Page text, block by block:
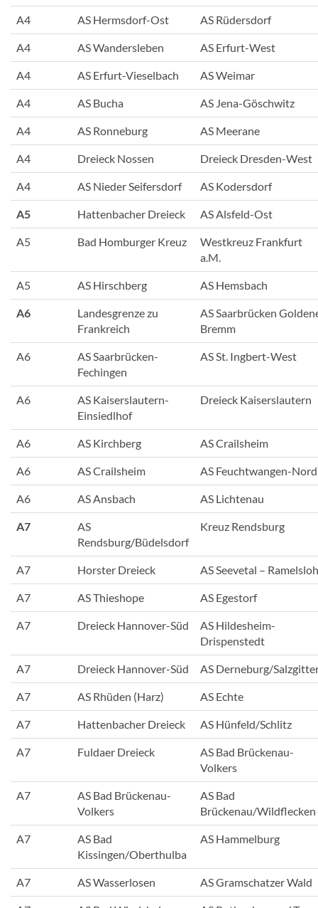
A4 AS Hermsdorf-Ost AS Rüdersdorf
A4 AS Wandersleben AS Erfurt-West
A4 AS Erfurt-Vieselbach AS Weimar
A4 AS Bucha AS Jena-Göschwitz
A4 AS Ronneburg AS Meerane
A4 Dreieck Nossen Dreieck Dresden-West
A4 AS Nieder Seifersdorf AS Kodersdorf
A5 Hattenbacher Dreieck AS Alsfeld-Ost
A5 Bad Homburger Kreuz
Westkreuz Frankfurt
a.M.
A5 AS Hirschberg AS Hemsbach
A6
Landesgrenze zu
Frankreich
AS Saarbrücken
Bremm
A6
AS Saarbrücken-
Fechingen
AS St. Ingbert-West
A6
AS Kaiserslautern-
Einsiedlhof
Dreieck Kaiserslautern
A6 AS Kirchberg AS Crailsheim
A6 AS Crailsheim AS Feuchtwangen-Nord
A6 AS Ansbach AS Lichtenau
A7
AS
Rendsburg/Büdelsdorf
Kreuz Rendsburg
A7 Horster Dreieck AS Seevetal – Ramelsloh
A7 AS Thieshope AS Egestorf
A7 Dreieck Hannover-Süd
AS Hildesheim-
Drispenstedt
A7 Dreieck Hannover-Süd AS Derneburg/
A7 AS Rhüden (Harz) AS Echte
A7 Hattenbacher Dreieck AS Hünfeld/Schlitz
A7 Fuldaer Dreieck
AS Bad Brückenau-
Volkers
A7
AS Bad Brückenau-
Volkers
AS Bad
Brückenau/Wildflecken
A7
AS Bad
Kissingen/Oberthulba
AS Hammelburg
A7 AS Wasserlosen AS Gramschatzer Wald